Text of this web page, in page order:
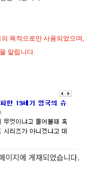
목적으로만 사용되었으며,
알립니다.
이지에 게재되었습니다.